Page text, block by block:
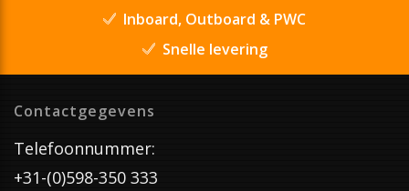
Inboard, Outboard & PWC
Snelle levering
Contactgegevens
Telefoonnummer:
+31-(0)598-350 333